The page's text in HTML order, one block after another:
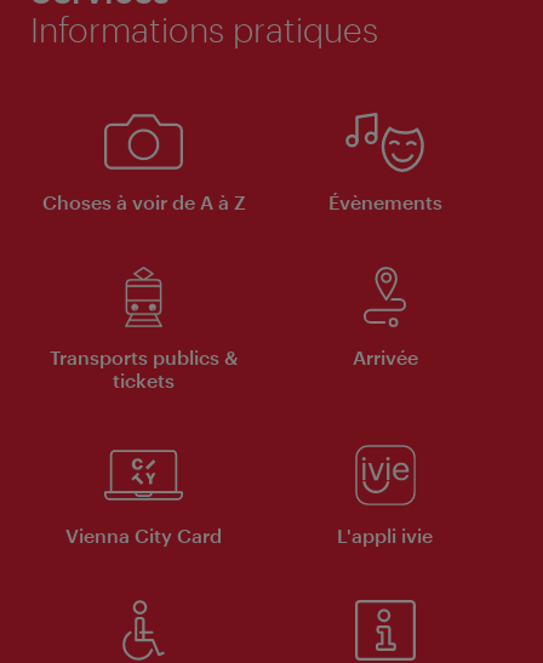
Informations pratiques
Choses à voir de A à Z Évènements
Transports publics &
tickets
Arrivée
Vienna City Card L'appli ivie